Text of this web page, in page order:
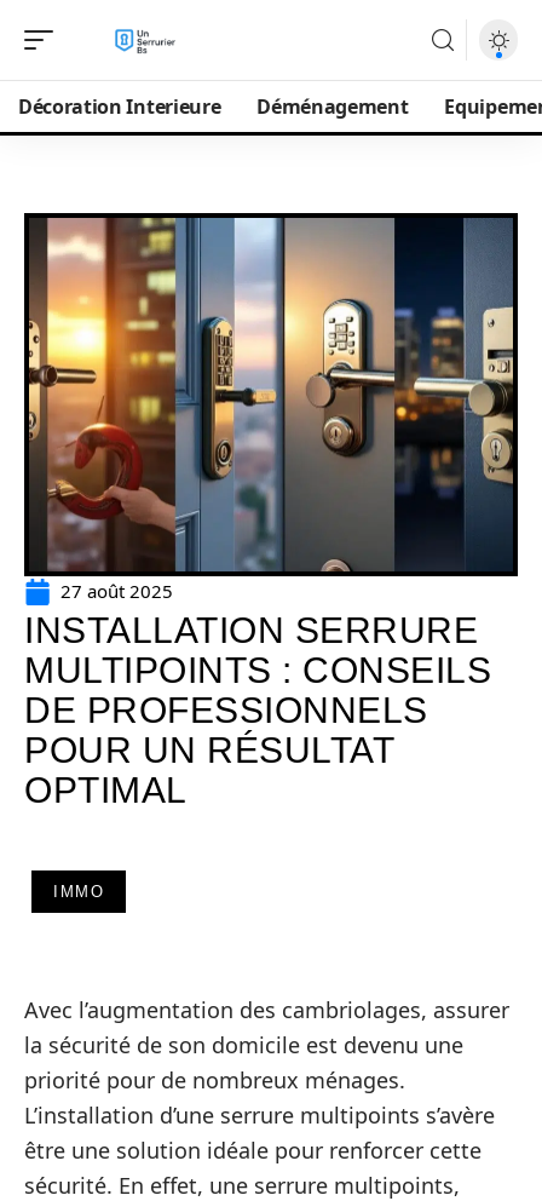
Décoration Interieure Déménagement
27 août 2025
INSTALLATION SERRURE
MULTIPOINTS : CONSEILS
DE PROFESSIONNELS
POUR UN RÉSULTAT
OPTIMAL
IMMO
Avec l’augmentation des cambriolages, assurer
la sécurité de son domicile est devenu une
priorité pour de nombreux ménages.
L’installation d’une serrure multipoints s’avère
être une solution idéale pour renforcer cette
sécurité. En effet, une serrure multipoints,